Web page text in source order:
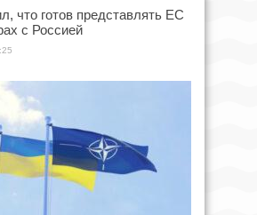
что готов представлять ЕС
с Россией